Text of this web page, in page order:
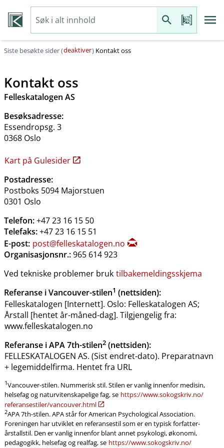
Siste besøkte sider (deaktiver) Kontakt oss
Kontakt oss
Felleskatalogen AS
Besøksadresse:
Essendropsg. 3
0368 Oslo
Kart på Gulesider
Postadresse:
Postboks 5094 Majorstuen
0301 Oslo
Telefon:+47 23 16 15 50
Telefaks:+47 23 16 15 51
E-post: post@felleskatalogen.no
Organisasjonsnr.:965 614 923
Ved tekniske problemer bruk tilbakemeldingsskjema
Referanse i Vancouver-stilen1 (nettsiden):
Felleskatalogen [Internett]. Oslo: Felleskatalogen AS;
Årstall [hentet år-måned-dag]. Tilgjengelig fra:
www.felleskatalogen.no
Referanse i APA 7th-stilen2 (nettsiden):
FELLESKATALOGEN AS. (Sist endret-dato). Preparatnavn
+ legemiddelfirma. Hentet fra URL
1Vancouver-stilen. Nummerisk stil. Stilen er vanlig innenfor medisin,
helsefag og naturvitenskapelige fag, se https:​/​/www.sokogskriv.no​/​
referansestiler​/​vancouver.html
2APA 7th-stilen. APA står for American Psychological Association.
Foreningen har utviklet en referansestil som er en typisk forfatter-
årstallstil. Den er vanlig innenfor blant annet psykologi, økonomi,
pedagogikk, helsefag og realfag, se https:​/​/www.sokogskriv.no​/​